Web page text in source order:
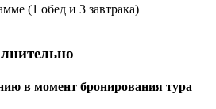
(1 обед и 3 завтрака)
в момент бронирования тура